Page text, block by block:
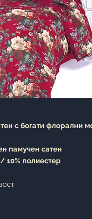
с богати флорални
памучен сатен
10% полиестер